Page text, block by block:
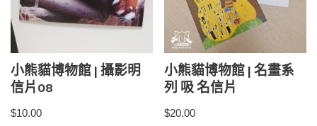
小熊貓博物館 | 攝影明
信片08
$10.00
小熊貓博物館 | 名畫系
列 吸 名信片
$20.00